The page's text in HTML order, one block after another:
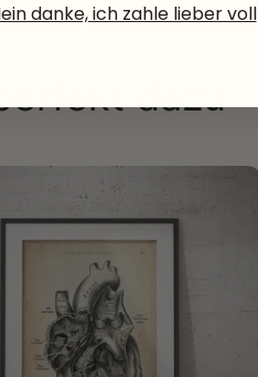
dazu
danke, ich zahle lieber voll